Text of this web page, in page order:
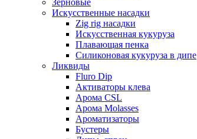
Зерновые
Искусственные насадки
Zig rig насадки
Искусственная кукуруза
Плавающая пенка
Силиконовая кукуруза в дипе
Ликвиды
Fluro Dip
Активаторы клева
Арома CSL
Арома Molasses
Ароматизаторы
Бустеры